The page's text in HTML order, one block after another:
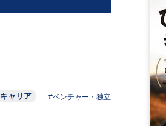
キャリア #ベンチャー・独立